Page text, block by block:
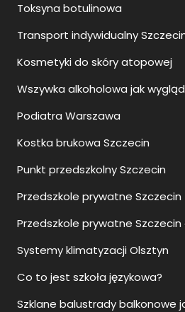
Toksyna botulinowa
Transport indywidualny
Kosmetyki do skóry atopowej
Wszywka alkoholowa jak
Podiatra Warszawa
Kostka brukowa Szczecin
Punkt przedszkolny Szczecin
Przedszkole prywatne Szczecin
Przedszkole prywatne Szczecin
Systemy klimatyzacji Olsztyn
Co to jest szkoła językowa?
Szklane balustrady balkonowe